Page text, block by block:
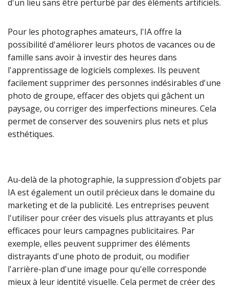
d'un lieu sans être perturbé par des éléments artificiels.
Pour les photographes amateurs, l'IA offre la
possibilité d'améliorer leurs photos de vacances ou de
famille sans avoir à investir des heures dans
l'apprentissage de logiciels complexes. Ils peuvent
facilement supprimer des personnes indésirables d'une
photo de groupe, effacer des objets qui gâchent un
paysage, ou corriger des imperfections mineures. Cela
permet de conserver des souvenirs plus nets et plus
esthétiques.
Au-delà de la photographie, la suppression d'objets par
IA est également un outil précieux dans le domaine du
marketing et de la publicité. Les entreprises peuvent
l'utiliser pour créer des visuels plus attrayants et plus
efficaces pour leurs campagnes publicitaires. Par
exemple, elles peuvent supprimer des éléments
distrayants d'une photo de produit, ou modifier
l'arrière-plan d'une image pour qu'elle corresponde
mieux à leur identité visuelle. Cela permet de créer des